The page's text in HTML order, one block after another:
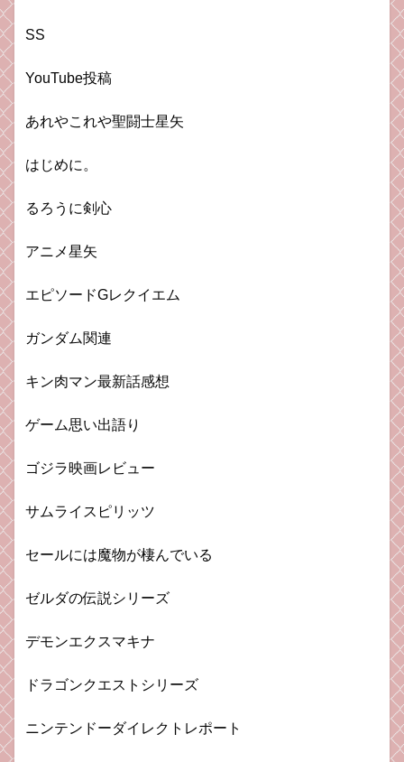
SS
YouTube投稿
あれやこれや聖闘士星矢
はじめに。
るろうに剣心
アニメ星矢
エピソードGレクイエム
ガンダム関連
キン肉マン最新話感想
ゲーム思い出語り
ゴジラ映画レビュー
サムライスピリッツ
セールには魔物が棲んでいる
ゼルダの伝説シリーズ
デモンエクスマキナ
ドラゴンクエストシリーズ
ニンテンドーダイレクトレポート